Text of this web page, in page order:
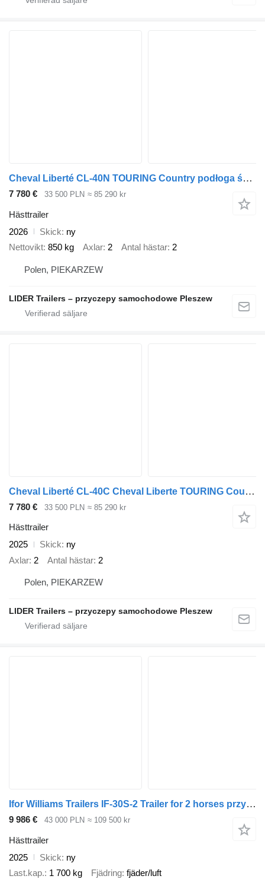
Cheval Liberté CL-40N TOURING Country podłoga ściany ALU
7 780 € 33 500 PLN ≈ 85 290 kr
Hästtrailer
2026
Skick ny
Nettovikt 850 kg Axlar 2 Antal hästar 2
Polen, PIEKARZEW
LIDER Trailers – przyczepy samochodowe Pleszew
Cheval Liberté CL-40C Cheval Liberte TOURING Country podłoga ściany ALU 2600kg
7 780 € 33 500 PLN ≈ 85 290 kr
Hästtrailer
2025
Skick ny
Axlar 2 Antal hästar 2
Polen, PIEKARZEW
LIDER Trailers – przyczepy samochodowe Pleszew
Ifor Williams Trailers IF-30S-2 Trailer for 2 horses przyczepa dla koni IFOR WILLIAMS H
9 986 € 43 000 PLN ≈ 109 500 kr
Hästtrailer
2025
Skick ny
Last.kap. 1 700 kg Fjädring fjäder/luft